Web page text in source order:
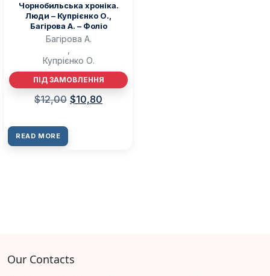
Чорнобильська хроніка.
Люди – Купрієнко О.,
Багірова А. – Фоліо
Багірова А.
Купрієнко О.
ПІД ЗАМОВЛЕННЯ
$12,00 $10,80
READ MORE
Our Contacts